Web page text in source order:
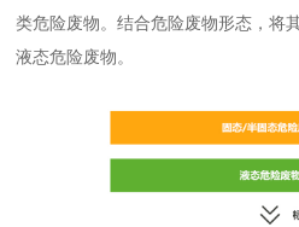
类危险废物。结合危险废物形态，将
液态危险废物。